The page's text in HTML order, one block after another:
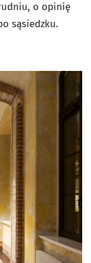
o opinię
sąsiedzku.